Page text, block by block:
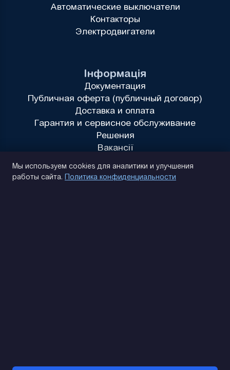
Інформація
Документация
Публичная оферта (публичный договор)
Доставка и оплата
Гарантия и сервисное обслуживание
Решения
Вакансії
Автоматические выключатели
Контакторы
Электродвигатели
Мы используем cookies для аналитики и улучшения
работы сайта. Политика конфиденциальности